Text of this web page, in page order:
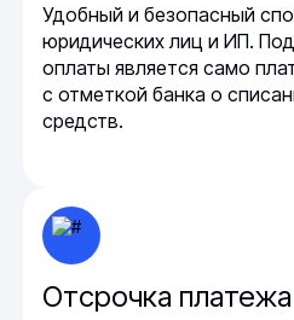
Удобный и безопасный
юридических лиц и ИП.
оплаты является само
с отметкой банка о
средств.
Отсрочка платежа